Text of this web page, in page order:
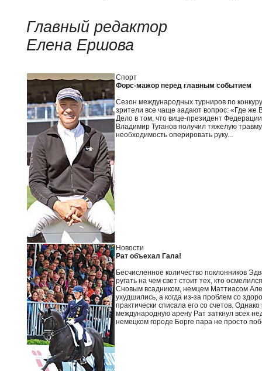
Главный редактор
Елена Ершова
Спорт
Форс-мажор перед главным событием
Сезон международных турниров по
зрители все чаще задают вопрос: «Где же
Дело в том, что вице-президент
Владимир Туганов получил тяжелую
необходимость оперировать руку...
Новости
Рат объехал Гала!
Бесчисленное количество поклонников
ругать на чем свет стоит тех, кто
Сновым всадником, немцем Маттиасом
ухудшились, а когда из-за проблем со
практически списала его со счетов.
международную арену Рат заткнул всех
немецком городе Борге пара не просто